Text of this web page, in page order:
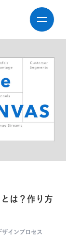
は？作り方
インプロセス